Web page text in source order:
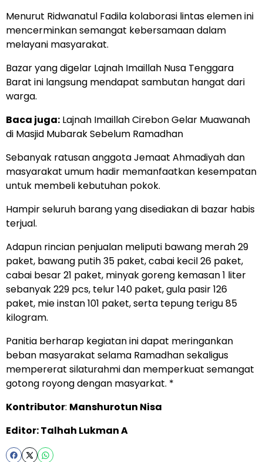
Menurut Ridwanatul Fadila kolaborasi lintas elemen ini
mencerminkan semangat kebersamaan dalam
melayani masyarakat.
Bazar yang digelar Lajnah Imaillah Nusa Tenggara
Barat ini langsung mendapat sambutan hangat dari
warga.
Baca juga: Lajnah Imaillah Cirebon Gelar Muawanah
di Masjid Mubarak Sebelum Ramadhan
Sebanyak ratusan anggota Jemaat Ahmadiyah dan
masyarakat umum hadir memanfaatkan kesempatan
untuk membeli kebutuhan pokok.
Hampir seluruh barang yang disediakan di bazar habis
terjual.
Adapun rincian penjualan meliputi bawang merah 29
paket, bawang putih 35 paket, cabai kecil 26 paket,
cabai besar 21 paket, minyak goreng kemasan 1 liter
sebanyak 229 pcs, telur 140 paket, gula pasir 126
paket, mie instan 101 paket, serta tepung terigu 85
kilogram.
Panitia berharap kegiatan ini dapat meringankan
beban masyarakat selama Ramadhan sekaligus
mempererat silaturahmi dan memperkuat semangat
gotong royong dengan masyarkat. *
Kontributor: Manshurotun Nisa
Editor: Talhah Lukman A